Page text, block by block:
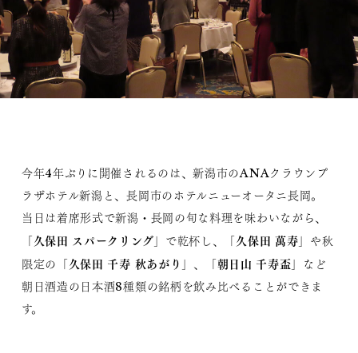
今年4年ぶりに開催されるのは、新潟市のANAクラウンプ
ラザホテル新潟と、長岡市のホテルニューオータニ長岡。
当日は着席形式で新潟・長岡の旬な料理を味わいながら、
「久保田 スパークリング」で乾杯し、「久保田 萬寿」や秋
限定の「久保田 千寿 秋あがり 」、「朝日山 千寿盃」など
朝日酒造の日本酒8種類の銘柄を飲み比べることができま
す。